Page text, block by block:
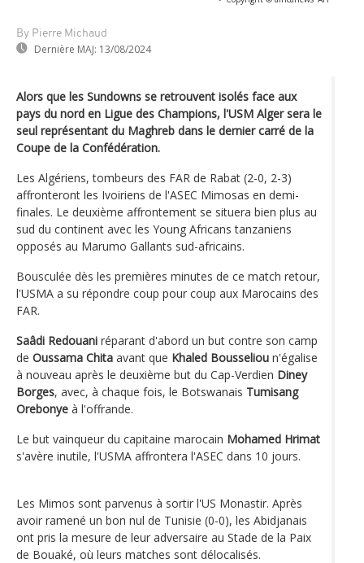
By Pierre Michaud
Dernière MAJ: 13/08/2024
Alors que les Sundowns se retrouvent isolés face aux
pays du nord en Ligue des Champions, l'USM Alger sera le
seul représentant du Maghreb dans le dernier carré de la
Coupe de la Confédération.
Les Algériens, tombeurs des FAR de Rabat (2-0, 2-3)
affronteront les Ivoiriens de l'ASEC Mimosas en demi-
finales. Le deuxième affrontement se situera bien plus au
sud du continent avec les Young Africans tanzaniens
opposés au Marumo Gallants sud-africains.
Bousculée dès les premières minutes de ce match retour,
l'USMA a su répondre coup pour coup aux Marocains des
FAR.
Saâdi Redouani réparant d'abord un but contre son camp
de Oussama Chita avant que Khaled Bousseliou n'égalise
à nouveau après le deuxième but du Cap-Verdien Diney
Borges, avec, à chaque fois, le Botswanais Tumisang
Orebonye à l'offrande.
Le but vainqueur du capitaine marocain Mohamed Hrimat
s'avère inutile, l'USMA affrontera l'ASEC dans 10 jours.
Les Mimos sont parvenus à sortir l'US Monastir. Après
avoir ramené un bon nul de Tunisie (0-0), les Abidjanais
ont pris la mesure de leur adversaire au Stade de la Paix
de Bouaké, où leurs matches sont délocalisés.